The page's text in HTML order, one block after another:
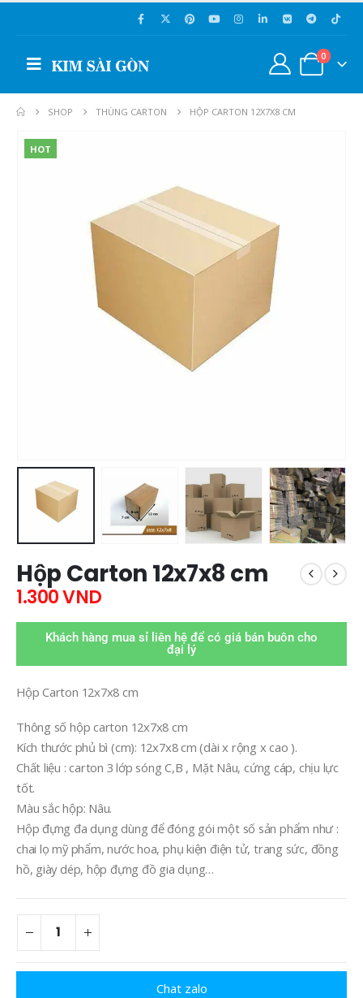
0
SHOP THÙNG CARTON HỘP CARTON 12X7X8 CM
HOT
Hộp Carton 12x7x8 cm
1.300VND
Khách hàng mua sỉ liên hệ để có giá bán buôn cho
đại lý
Hộp Carton 12x7x8 cm
Thông số hộp carton 12x7x8 cm
Kích thước phủ bì (cm): 12x7x8 cm (dài x rộng x cao ).
Chất liệu : carton 3 lớp sóng C,B , Mặt Nâu, cứng cáp, chịu lực
tốt.
Màu sắc hộp: Nâu.
Hộp đựng đa dụng dùng để đóng gói một số sản phẩm như :
chai lọ mỹ phẩm, nước hoa, phụ kiện điện tử, trang sức, đồng
hồ, giày dép, hộp đựng đồ gia dụng…
Chat zalo